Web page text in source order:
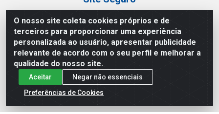
O nosso site coleta cookies próprios e de
terceiros para proporcionar uma experiência
personalizada ao usuário, apresentar publicidade
relevante de acordo com o seu perfil e melhorar a
qualidade do nosso site.
Aceitar
Negar não essenciais
Preferências de Cookies
Loja / Showroom
Tel.: (11) 3227-0546
Av Vautier, 587/597 - Pari - São Paulo/SP